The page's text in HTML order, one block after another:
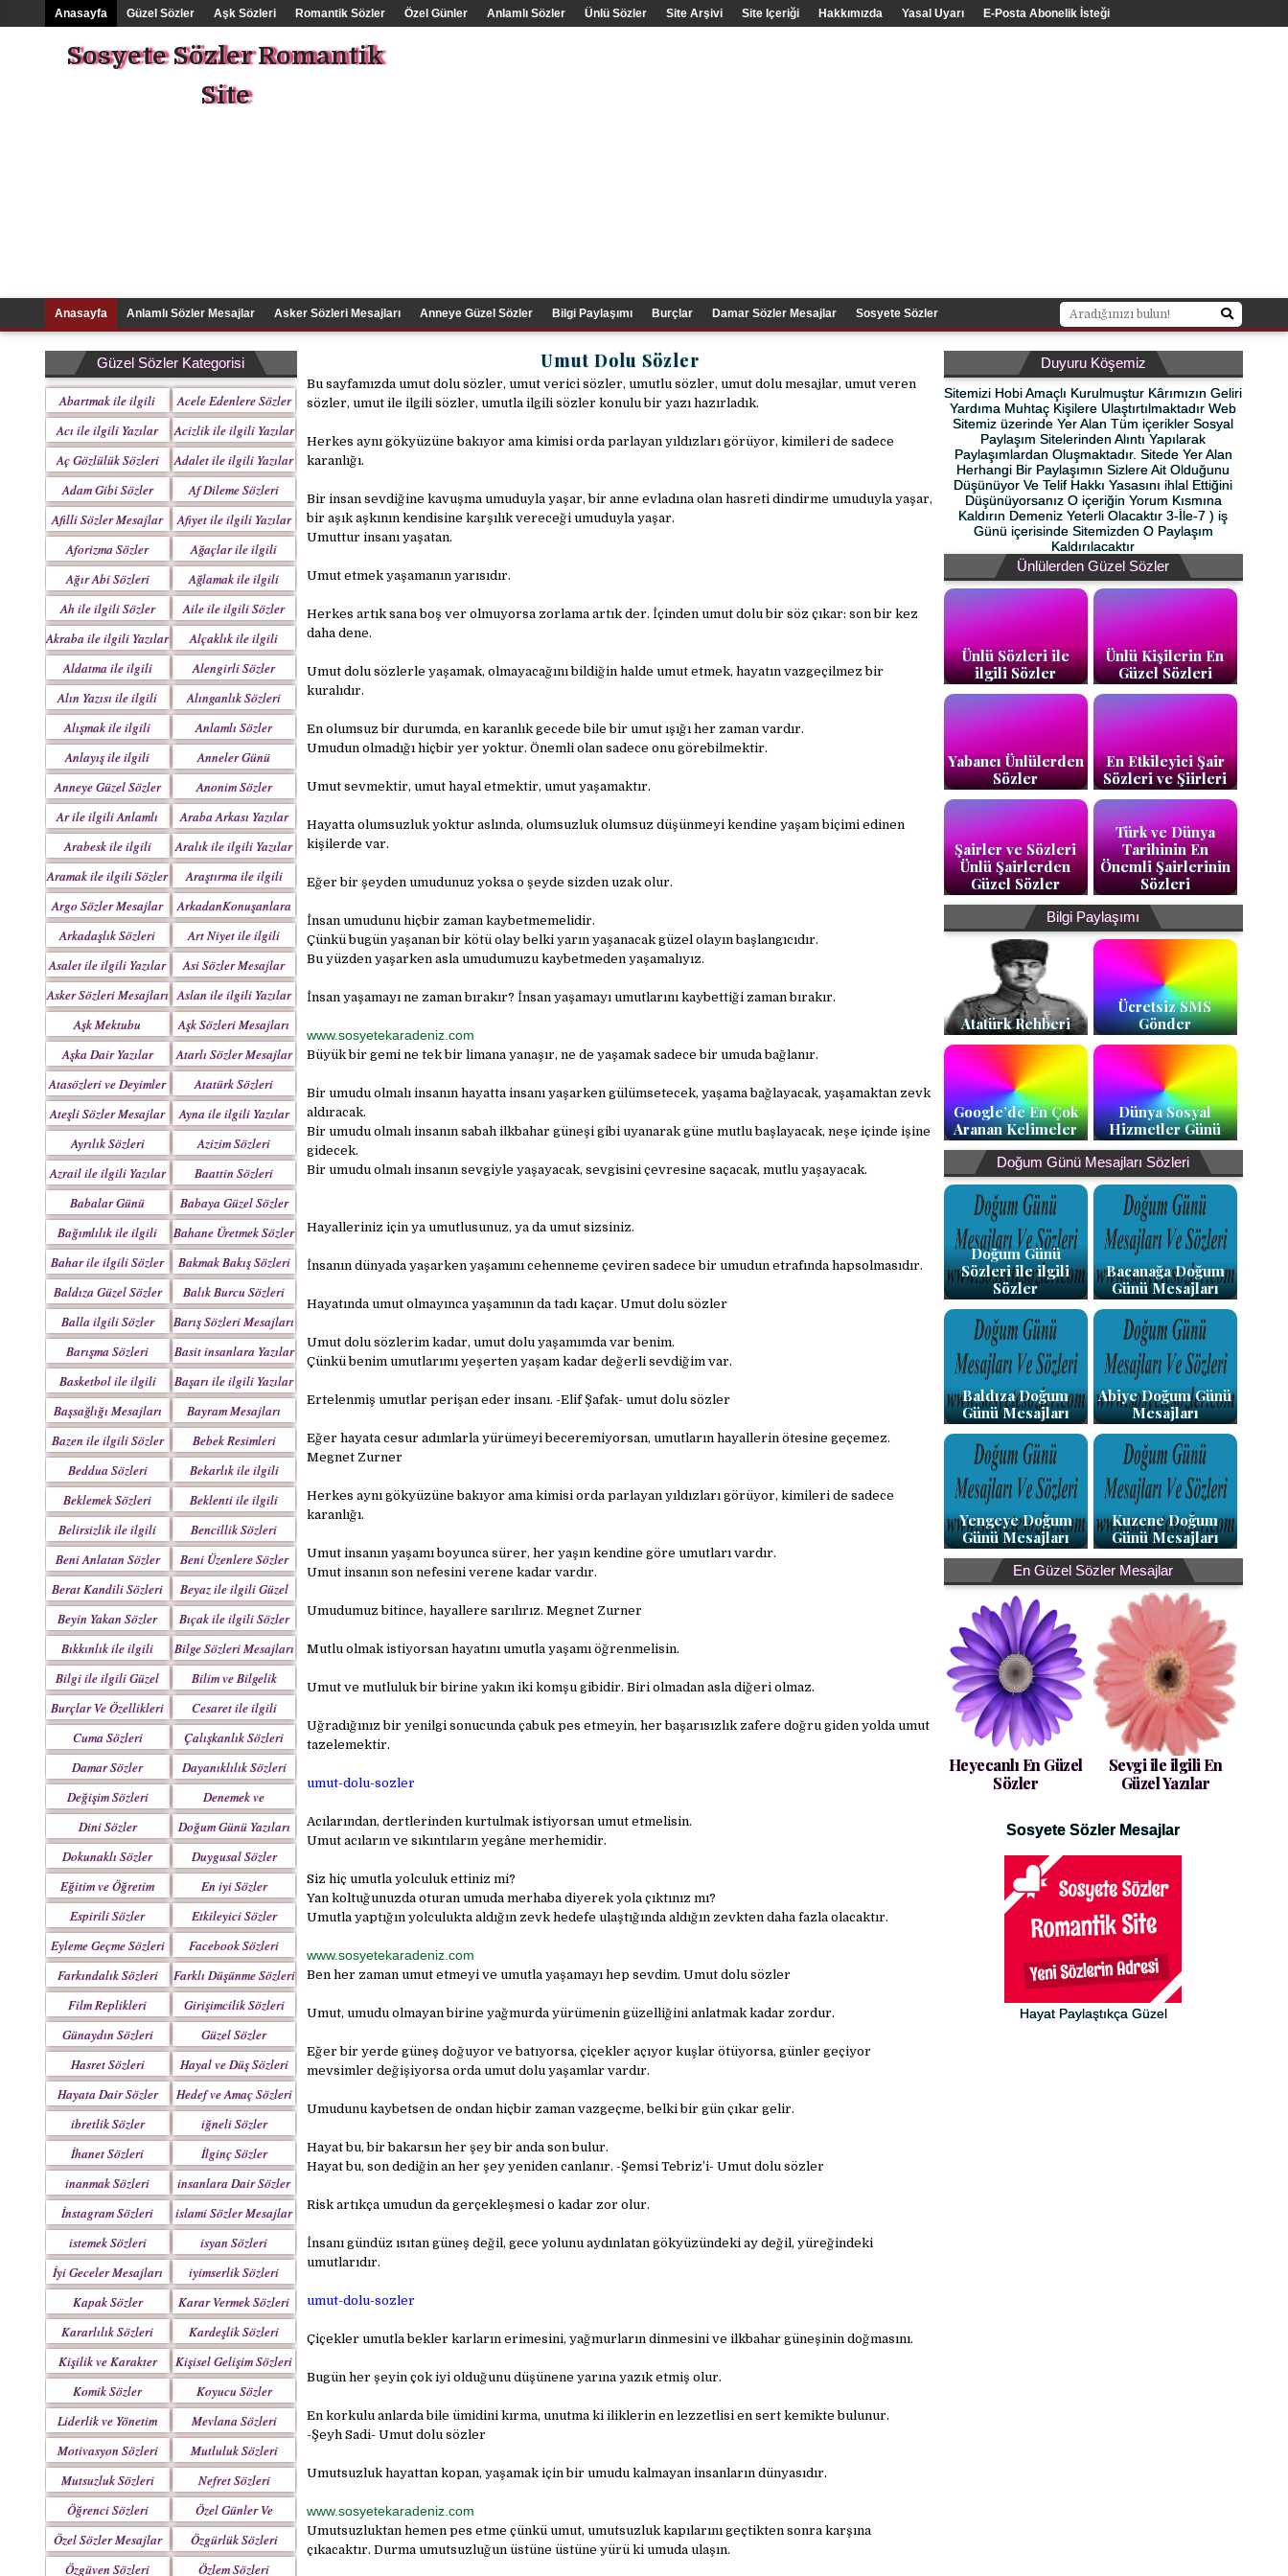
Anasayfa Güzel Sözler Aşk Sözleri Romantik Sözler Özel Günler Anlamlı Sözler Ünlü Sözler Site Arşivi Site Içeriği Hakkımızda Yasal Uyarı E-Posta Abonelik İsteği
Sosyete Sözler Romantik
Site
Anasayfa Anlamlı Sözler Mesajlar Asker Sözleri Mesajları Anneye Güzel Sözler Bilgi Paylaşımı Burçlar Damar Sözler Mesajlar Sosyete Sözler
Güzel Sözler Kategorisi
Abartmak ile ilgili
Yazılar
Acele Edenlere Sözler
Acı ile ilgili Yazılar
Acizlik ile ilgili Yazılar
Aç Gözlülük Sözleri
Adalet ile ilgili Yazılar
Adam Gibi Sözler
Mesajlar
Af Dileme Sözleri
Mesajları
Afilli Sözler Mesajlar
Afiyet ile ilgili Yazılar
Aforizma Sözler
Mesajlar
Ağaçlar ile ilgili
Yazılar
Ağır Abi Sözleri
Mesajları
Ağlamak ile ilgili
Yazılar
Ah ile ilgili Sözler
Aile ile ilgili Sözler
Akraba ile ilgili Yazılar
Alçaklık ile ilgili
Yazılar
Aldatma ile ilgili
Yazıları
Alengirli Sözler
Mesajlar
Alın Yazısı ile ilgili
Sözler
Alınganlık Sözleri
Alışmak ile ilgili
Yazılar
Anlamlı Sözler
Mesajlar
Anlayış ile ilgili
Yazılar
Anneler Günü
Mesajları
Anneye Güzel Sözler
Anonim Sözler
Ar ile ilgili Anlamlı
Sözler
Araba Arkası Yazılar
Arabesk ile ilgili
Yazılar
Aralık ile ilgili Yazılar
Aramak ile ilgili Sözler
Araştırma ile ilgili
Sözler
Argo Sözler Mesajlar
ArkadanKonuşanlara
Sözler
Arkadaşlık Sözleri
Mesajları
Art Niyet ile ilgili
Yazılar
Asalet ile ilgili Yazılar
Asi Sözler Mesajlar
Asker Sözleri Mesajları Aslan ile ilgili Yazılar
Aşk Mektubu
Mektupları
Aşk Sözleri Mesajları
Aşka Dair Yazılar
Atarlı Sözler Mesajlar
Atasözleri ve Deyimler
Atatürk Sözleri
Mesajları
Ateşli Sözler Mesajlar
Ayna ile ilgili Yazılar
Ayrılık Sözleri
Mesajları
Azizim Sözleri
Mesajları
Azrail ile ilgili Yazılar
Baattin Sözleri
Mesajları
Babalar Günü
Babaya Güzel Sözler
Bağımlılık ile ilgili
Yazılar
Bahane Üretmek Sözler
Bahar ile ilgili Sözler
Yazılar
Bakmak Bakış Sözleri
Baldıza Güzel Sözler
Balık Burcu Sözleri
Balla ilgili Sözler
Barış Sözleri Mesajları
Barışma Sözleri
Mesajları
Basit insanlara Yazılar
Basketbol ile ilgili
Sözler
Başarı ile ilgili Yazılar
Başsağlığı Mesajları
Bayram Mesajları
Sözleri
Bazen ile ilgili Sözler
Mesajlar
Bebek Resimleri
Beddua Sözleri
Mesajları
Bekarlık ile ilgili
Sözler
Beklemek Sözleri
Beklenti ile ilgili
Sözler
Belirsizlik ile ilgili
Sözler
Bencillik Sözleri
Mesajları
Beni Anlatan Sözler
Beni Üzenlere Sözler
Berat Kandili Sözleri
Mesajları
Beyaz ile ilgili Güzel
Sözler
Beyin Yakan Sözler
Bıçak ile ilgili Sözler
Bıkkınlık ile ilgili
Sözler
Bilge Sözleri Mesajları
Bilgi ile ilgili Güzel
Sözler
Bilim ve Bilgelik
Sözleri
Burçlar Ve Özellikleri
Cesaret ile ilgili
Yazılar
Cuma Sözleri
Çalışkanlık Sözleri
Damar Sözler
Dayanıklılık Sözleri
Değişim Sözleri
Denemek ve
Çabalamak Sözleri
Dini Sözler
Doğum Günü Yazıları
Dokunaklı Sözler
Duygusal Sözler
Eğitim ve Öğretim
Sözleri
En iyi Sözler
Espirili Sözler
Etkileyici Sözler
Eyleme Geçme Sözleri
Facebook Sözleri
Farkındalık Sözleri
Farklı Düşünme Sözleri
Film Replikleri
Girişimcilik Sözleri
Günaydın Sözleri
Güzel Sözler
Hasret Sözleri
Hayal ve Düş Sözleri
Hayata Dair Sözler
Hedef ve Amaç Sözleri
ibretlik Sözler
iğneli Sözler
İhanet Sözleri
İlginç Sözler
inanmak Sözleri
insanlara Dair Sözler
İnstagram Sözleri
islami Sözler Mesajlar
istemek Sözleri
isyan Sözleri
İyi Geceler Mesajları
iyimserlik Sözleri
Kapak Sözler
Karar Vermek Sözleri
Kararlılık Sözleri
Kardeşlik Sözleri
Kişilik ve Karakter
Sözleri
Kişisel Gelişim Sözleri
Komik Sözler
Koyucu Sözler
Liderlik ve Yönetim
Sözleri
Mevlana Sözleri
Motivasyon Sözleri
Mutluluk Sözleri
Mutsuzluk Sözleri
Nefret Sözleri
Öğrenci Sözleri
Özel Günler Ve
Haftalar
Özel Sözler Mesajlar
Özgürlük Sözleri
Özgüven Sözleri
Özlem Sözleri
Umut Dolu Sözler
Bu sayfamızda umut dolu sözler, umut verici sözler, umutlu sözler, umut dolu mesajlar, umut veren
sözler, umut ile ilgili sözler, umutla ilgili sözler konulu bir yazı hazırladık.
Herkes aynı gökyüzüne bakıyor ama kimisi orda parlayan yıldızları görüyor, kimileri de sadece
karanlığı.
Bir insan sevdiğine kavuşma umuduyla yaşar, bir anne evladına olan hasreti dindirme umuduyla yaşar,
bir aşık aşkının kendisine karşılık vereceği umuduyla yaşar.
Umuttur insanı yaşatan.
Umut etmek yaşamanın yarısıdır.
Herkes artık sana boş ver olmuyorsa zorlama artık der. İçinden umut dolu bir söz çıkar: son bir kez
daha dene.
Umut dolu sözlerle yaşamak, olmayacağını bildiğin halde umut etmek, hayatın vazgeçilmez bir
kuralıdır.
En olumsuz bir durumda, en karanlık gecede bile bir umut ışığı her zaman vardır.
Umudun olmadığı hiçbir yer yoktur. Önemli olan sadece onu görebilmektir.
Umut sevmektir, umut hayal etmektir, umut yaşamaktır.
Hayatta olumsuzluk yoktur aslında, olumsuzluk olumsuz düşünmeyi kendine yaşam biçimi edinen
kişilerde var.
Eğer bir şeyden umudunuz yoksa o şeyde sizden uzak olur.
İnsan umudunu hiçbir zaman kaybetmemelidir.
Çünkü bugün yaşanan bir kötü olay belki yarın yaşanacak güzel olayın başlangıcıdır.
Bu yüzden yaşarken asla umudumuzu kaybetmeden yaşamalıyız.
İnsan yaşamayı ne zaman bırakır? İnsan yaşamayı umutlarını kaybettiği zaman bırakır.
www.sosyetekaradeniz.com
Büyük bir gemi ne tek bir limana yanaşır, ne de yaşamak sadece bir umuda bağlanır.
Bir umudu olmalı insanın hayatta insanı yaşarken gülümsetecek, yaşama bağlayacak, yaşamaktan zevk
aldıracak.
Bir umudu olmalı insanın sabah ilkbahar güneşi gibi uyanarak güne mutlu başlayacak, neşe içinde işine
gidecek.
Bir umudu olmalı insanın sevgiyle yaşayacak, sevgisini çevresine saçacak, mutlu yaşayacak.
Hayalleriniz için ya umutlusunuz, ya da umut sizsiniz.
İnsanın dünyada yaşarken yaşamını cehenneme çeviren sadece bir umudun etrafında hapsolmasıdır.
Hayatında umut olmayınca yaşamının da tadı kaçar. Umut dolu sözler
Umut dolu sözlerim kadar, umut dolu yaşamımda var benim.
Çünkü benim umutlarımı yeşerten yaşam kadar değerli sevdiğim var.
Ertelenmiş umutlar perişan eder insanı. -Elif Şafak- umut dolu sözler
Eğer hayata cesur adımlarla yürümeyi beceremiyorsan, umutların hayallerin ötesine geçemez.
Megnet Zurner
Herkes aynı gökyüzüne bakıyor ama kimisi orda parlayan yıldızları görüyor, kimileri de sadece
karanlığı.
Umut insanın yaşamı boyunca sürer, her yaşın kendine göre umutları vardır.
Umut insanın son nefesini verene kadar vardır.
Umudumuz bitince, hayallere sarılırız. Megnet Zurner
Mutlu olmak istiyorsan hayatını umutla yaşamı öğrenmelisin.
Umut ve mutluluk bir birine yakın iki komşu gibidir. Biri olmadan asla diğeri olmaz.
Uğradığınız bir yenilgi sonucunda çabuk pes etmeyin, her başarısızlık zafere doğru giden yolda umut
tazelemektir.
umut-dolu-sozler
Acılarından, dertlerinden kurtulmak istiyorsan umut etmelisin.
Umut acıların ve sıkıntıların yegâne merhemidir.
Siz hiç umutla yolculuk ettiniz mi?
Yan koltuğunuzda oturan umuda merhaba diyerek yola çıktınız mı?
Umutla yaptığın yolculukta aldığın zevk hedefe ulaştığında aldığın zevkten daha fazla olacaktır.
www.sosyetekaradeniz.com
Ben her zaman umut etmeyi ve umutla yaşamayı hep sevdim. Umut dolu sözler
Umut, umudu olmayan birine yağmurda yürümenin güzelliğini anlatmak kadar zordur.
Eğer bir yerde güneş doğuyor ve batıyorsa, çiçekler açıyor kuşlar ötüyorsa, günler geçiyor
mevsimler değişiyorsa orda umut dolu yaşamlar vardır.
Umudunu kaybetsen de ondan hiçbir zaman vazgeçme, belki bir gün çıkar gelir.
Hayat bu, bir bakarsın her şey bir anda son bulur.
Hayat bu, son dediğin an her şey yeniden canlanır. -Şemsi Tebriz’i- Umut dolu sözler
Risk artıkça umudun da gerçekleşmesi o kadar zor olur.
İnsanı gündüz ısıtan güneş değil, gece yolunu aydınlatan gökyüzündeki ay değil, yüreğindeki
umutlarıdır.
umut-dolu-sozler
Çiçekler umutla bekler karların erimesini, yağmurların dinmesini ve ilkbahar güneşinin doğmasını.
Bugün her şeyin çok iyi olduğunu düşünene yarına yazık etmiş olur.
En korkulu anlarda bile ümidini kırma, unutma ki iliklerin en lezzetlisi en sert kemikte bulunur.
-Şeyh Sadi- Umut dolu sözler
Umutsuzluk hayattan kopan, yaşamak için bir umudu kalmayan insanların dünyasıdır.
www.sosyetekaradeniz.com
Umutsuzluktan hemen pes etme çünkü umut, umutsuzluk kapılarını geçtikten sonra karşına
çıkacaktır. Durma umutsuzluğun üstüne üstüne yürü ki umuda ulaşın.
Duyuru Köşemiz
Sitemizi Hobi Amaçlı Kurulmuştur Kârımızın Geliri
Yardıma Muhtaç Kişilere Ulaştırtılmaktadır Web
Sitemiz üzerinde Yer Alan Tüm içerikler Sosyal
Paylaşım Sitelerinden Alıntı Yapılarak
Paylaşımlardan Oluşmaktadır. Sitede Yer Alan
Herhangi Bir Paylaşımın Sizlere Ait Olduğunu
Düşünüyor Ve Telif Hakkı Yasasını ihlal Ettiğini
Düşünüyorsanız O içeriğin Yorum Kısmına
Kaldırın Demeniz Yeterli Olacaktır 3-İle-7 ) iş
Günü içerisinde Sitemizden O Paylaşım
Kaldırılacaktır
Ünlülerden Güzel Sözler
Ünlü Sözleri ile
ilgili Sözler
Ünlü Kişilerin En
Güzel Sözleri
Yabancı Ünlülerden
Sözler
En Etkileyici Şair
Sözleri ve Şiirleri
Şairler ve Sözleri
Ünlü Şairlerden
Güzel Sözler
Türk ve Dünya
Tarihinin En
Önemli Şairlerinin
Sözleri
Bilgi Paylaşımı
Atatürk Rehberi
Ücretsiz SMS
Gönder
Google’de En Çok
Aranan Kelimeler
Dünya Sosyal
Hizmetler Günü
Doğum Günü Mesajları Sözleri
Doğum Günü
Sözleri ile ilgili
Sözler
Bacanağa Doğum
Günü Mesajları
Baldıza Doğum
Günü Mesajları
Abiye Doğum Günü
Mesajları
Yengeye Doğum
Günü Mesajları
Kuzene Doğum
Günü Mesajları
En Güzel Sözler Mesajlar
Heyecanlı En Güzel
Sözler
Sevgi ile ilgili En
Güzel Yazılar
Sosyete Sözler Mesajlar
Hayat Paylaştıkça Güzel